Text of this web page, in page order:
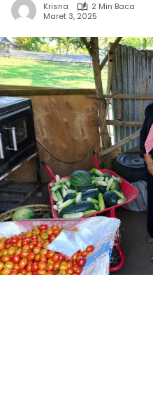
Krisna
2 Min Baca
Maret 3, 2025